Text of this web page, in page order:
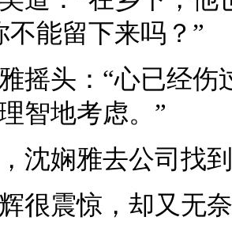
不能留下来吗？”
头：“心已经伤
智地考虑。”
娴雅去公司找到
震惊，却又无奈